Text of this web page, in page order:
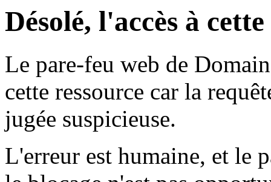
Désolé, l'accès à
Le pare-feu web de
cette ressource car la
jugée suspicieuse.
L'erreur est humaine, et le